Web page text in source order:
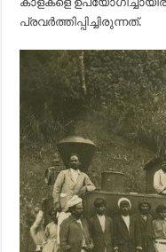
പ്രവര്‍ത്തിപ്പിച്ചിരുന്നത്.